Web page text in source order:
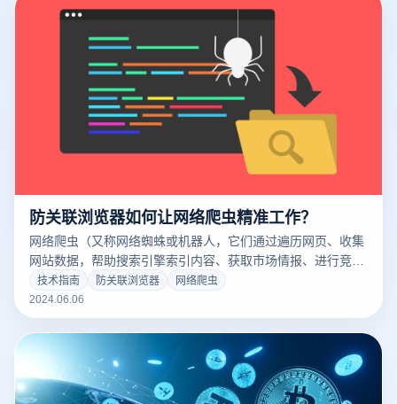
防关联浏览器如何让网络爬虫精准工作？
网络爬虫（又称网络蜘蛛或机器人，它们通过遍历网页、收集
网站数据，帮助搜索引擎索引内容、获取市场情报、进行竞争
分析。让我们深入探讨网络爬虫的重要性，并了解云登防关联
浏览器如何支持其操作。
技术指南 防关联浏览器
网络爬虫
2024.06.06